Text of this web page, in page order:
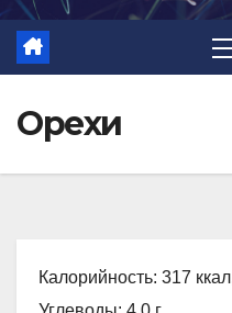
Орехи
Калорийность: 317